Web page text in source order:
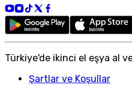
Türkiye'de ikinci el eşya al
Şartlar ve Koşullar